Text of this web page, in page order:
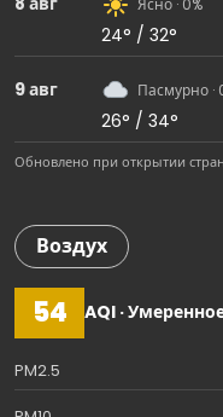
Ясно · 0%
24° / 32°
9 авг Пасмурно ·
26° / 34°
Обновлено при открытии
Воздух
54 AQI ·
PM2.5